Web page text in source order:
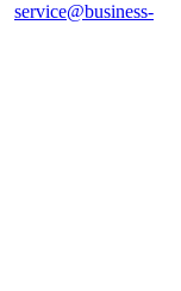
service@business-